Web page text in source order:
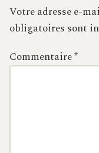
Votre adresse e-
obligatoires sont
Commentaire*